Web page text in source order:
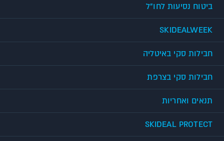
ביטוח נסיעות לחו"ל
SKIDEALWEEK
חבילות סקי באיטליה
חבילות סקי בצרפת
תנאים ואחריות
SKIDEAL PROTECT